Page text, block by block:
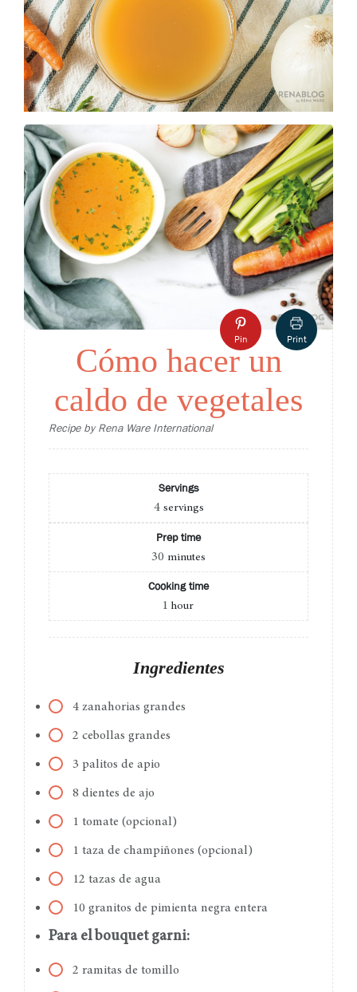
Pin Print
Cómo hacer un
caldo de vegetales
Recipe by Rena Ware International
Servings
4 servings
Prep time
30 minutes
Cooking time
1 hour
Ingredientes
4 zanahorias grandes
2 cebollas grandes
3 palitos de apio
8 dientes de ajo
1 tomate (opcional)
1 taza de champiñones (opcional)
12 tazas de agua
10 granitos de pimienta negra entera
Para el bouquet garni:
2 ramitas de tomillo